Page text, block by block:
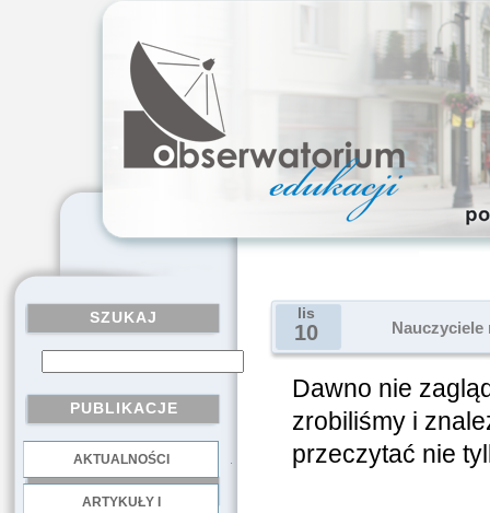
SZUKAJ
PUBLIKACJE
AKTUALNOŚCI
ARTYKUŁY I
lis
10
Dawno nie
zrobiliśmy i
przeczytać nie